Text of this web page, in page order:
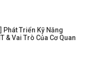
Phát Triển Kỹ Năng
& Vai Trò Của Cơ Quan